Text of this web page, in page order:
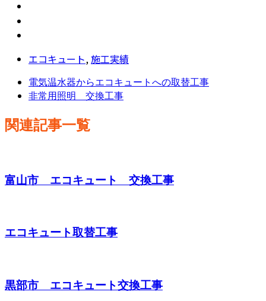
エコキュート,施工実績
電気温水器からエコキュートへの取替工事
非常用照明 交換工事
関連記事一覧
富山市 エコキュート 交換工事
エコキュート取替工事
黒部市 エコキュート交換工事